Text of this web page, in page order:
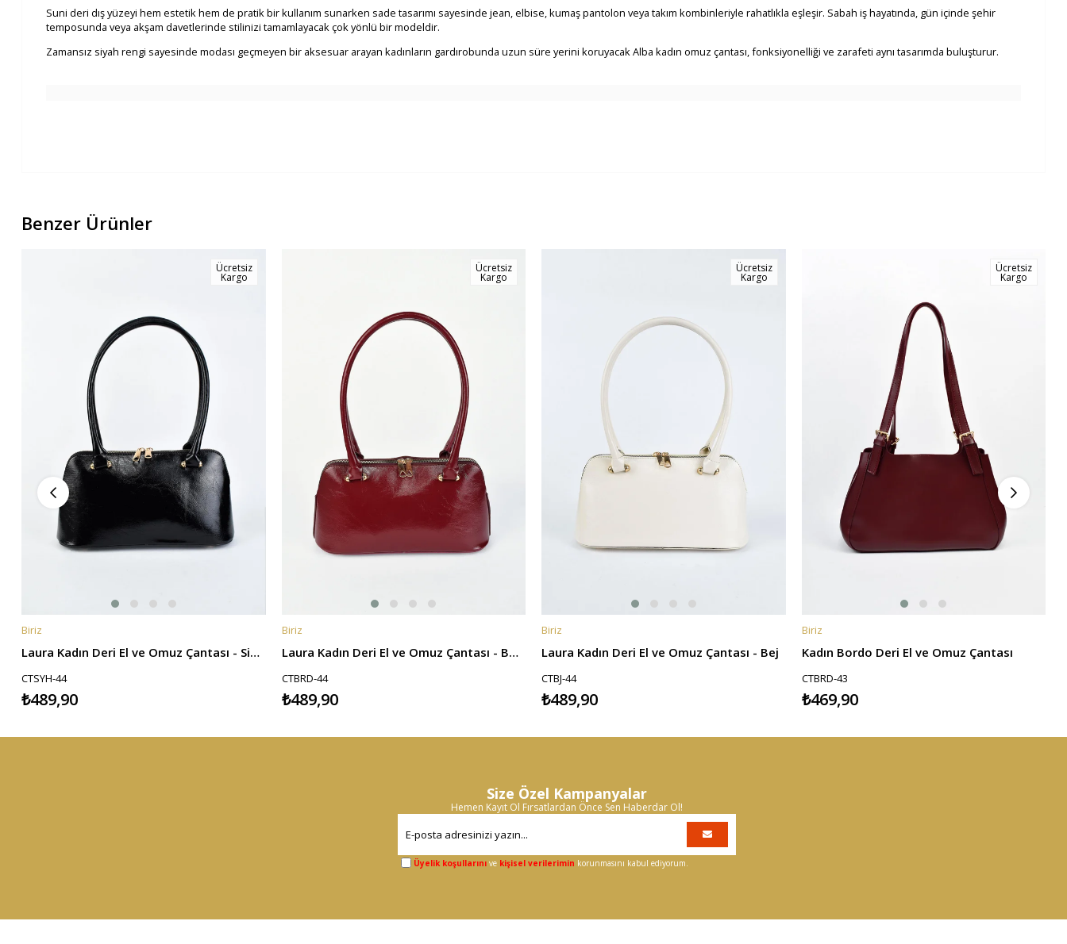
Suni deri dış yüzeyi hem estetik hem de pratik bir kullanım sunarken sade tasarımı sayesinde jean, elbise, kumaş pantolon veya takım kombinleriyle rahatlıkla eşleşir. Sabah iş hayatında, gün içinde şehir
temposunda veya akşam davetlerinde stilinizi tamamlayacak çok yönlü bir modeldir.
Zamansız siyah rengi sayesinde modası geçmeyen bir aksesuar arayan kadınların gardırobunda uzun süre yerini koruyacak Alba kadın omuz çantası, fonksiyonelliği ve zarafeti aynı tasarımda buluşturur.
Benzer Ürünler
SEPETE EKLE
Ücretsiz
Kargo
Biriz
Laura Kadın Deri El ve Omuz Çantası - Siyah
CTSYH-44
₺489,90
SEPETE EKLE
Ücretsiz
Kargo
Biriz
Laura Kadın Deri El ve Omuz Çantası - Bordo
CTBRD-44
₺489,90
SEPETE EKLE
Ücretsiz
Kargo
Biriz
Laura Kadın Deri El ve Omuz Çantası - Bej
CTBJ-44
₺489,90
SEPETE EKLE
Ücretsiz
Kargo
Biriz
Kadın Bordo Deri El ve Omuz Çantası
CTBRD-43
₺469,90
Size Özel Kampanyalar
Hemen Kayıt Ol Fırsatlardan Önce Sen Haberdar Ol!
Üyelik koşullarınıve kişisel verilerimin korunmasını kabul ediyorum.